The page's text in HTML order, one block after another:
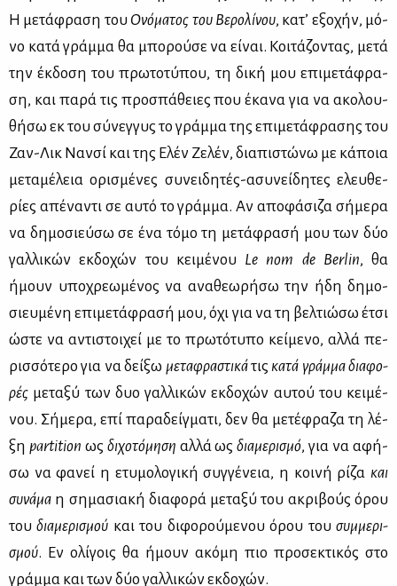
H με­τά­φρα­ση του Ονό­μα­τος του Βε­ρο­λί­νου, κα­τ’ εξο­χήν, μό­
νο κα­τά γράμ­μα θα μπο­ρού­σε να εί­ναι. Kοι­τά­ζο­ντας, με­τά
την έκ­δο­ση του πρω­το­τύ­που, τη δι­κή μου επι­με­τά­φρα­
ση, και πα­ρά τις προ­σπά­θειες που έκα­να για να ακο­λου­
θή­σω εκ του σύ­νεγ­γυς το γράμ­μα της επι­με­τά­φρα­σης του
Ζαν-Λικ Ναν­σί και της Ελέν Ζε­λέν, δια­πι­στώ­νω με κά­ποια
με­τα­μέ­λεια ορι­σμέ­νες συ­νει­δη­τές-ασυ­νεί­δη­τες ελευ­θε­
ρί­ες απέ­να­ντι σε αυ­τό το γράμ­μα. Αν απο­φά­σι­ζα σή­με­ρα
να δη­μο­σιεύ­σω σε ένα τό­μο τη με­τά­φρα­σή μου των δύο
γαλ­λι­κών εκ­δο­χών του κει­μέ­νου Le nom de Berlin, θα
ήμουν υπο­χρε­ω­μέ­νος να ανα­θε­ω­ρή­σω την ήδη δη­μο­
σιευ­μέ­νη επι­με­τά­φρα­σή μου, όχι για να τη βελ­τιώ­σω έτσι
ώστε να αντι­στοι­χεί με το πρω­τό­τυ­πο κεί­με­νο, αλ­λά πε­
ρισ­σό­τε­ρο για να δεί­ξω με­τα­φρα­στι­κάτις κα­τά γράμ­μαδια­φο­
ρές με­τα­ξύ των δυο γαλ­λι­κών εκ­δο­χών αυ­τού του κει­μέ­
νου. Σή­με­ρα, επί πα­ρα­δείγ­μα­τι, δεν θα με­τέ­φρα­ζα τη λέ­
ξη partition ως δι­χο­τό­μη­ση αλ­λά ωςδια­με­ρι­σμό, για να αφή­
σω να φα­νεί η ετυ­μο­λο­γι­κή συγ­γέ­νεια, η κοι­νή ρί­ζα και
συ­νά­μα η ση­μα­σια­κή δια­φο­ρά με­τα­ξύ του ακρι­βούς όρου
τουδια­με­ρι­σμού και του δι­φο­ρού­με­νου όρου τουσυμ­με­ρι­
σμού. Eν ολί­γοις θα ήμουν ακό­μη πιο προ­σε­κτι­κός στο
γράμ­μα και των δύο γαλ­λι­κών εκ­δο­χών.